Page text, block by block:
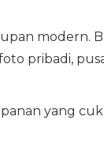
modern.
pribadi,
yang